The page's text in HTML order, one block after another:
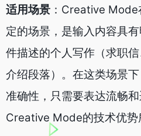
适用场景 ：Creative
定的场景，是输入内容具
件描述的个人写作（求职
介绍段落）。在这类场景
准确性，只需要表达流畅
Creative Mode的技术优势